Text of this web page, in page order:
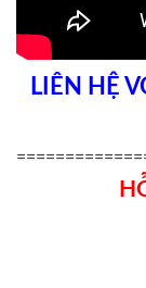
LIÊN HỆ